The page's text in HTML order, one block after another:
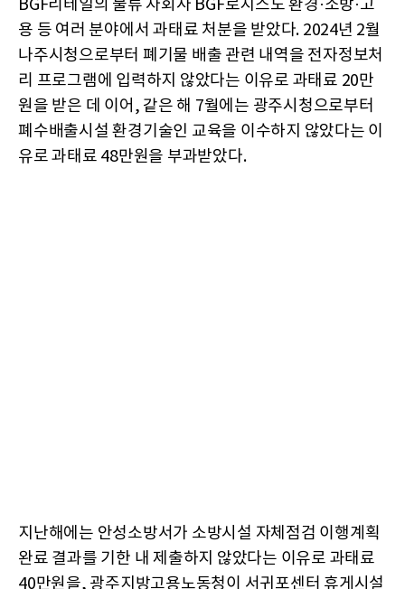
BGF리테일의 물류 자회사 BGF로지스도 환경·소방·고
용 등 여러 분야에서 과태료 처분을 받았다. 2024년 2월
나주시청으로부터 폐기물 배출 관련 내역을 전자정보처
리 프로그램에 입력하지 않았다는 이유로 과태료 20만
원을 받은 데 이어, 같은 해 7월에는 광주시청으로부터
폐수배출시설 환경기술인 교육을 이수하지 않았다는 이
유로 과태료 48만원을 부과받았다.
지난해에는 안성소방서가 소방시설 자체점검 이행계획
완료 결과를 기한 내 제출하지 않았다는 이유로 과태료
40만원을, 광주지방고용노동청이 서귀포센터 휴게시설